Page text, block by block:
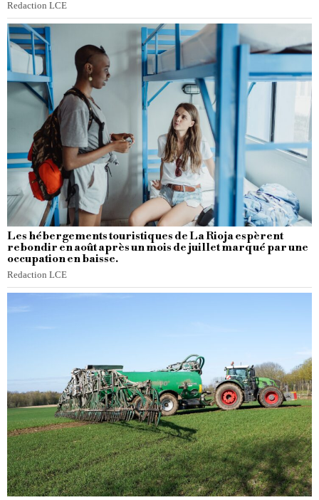
Redaction LCE
Les hébergements touristiques de La Rioja espèrent
rebondir en août après un mois de juillet marqué par une
occupation en baisse.
Redaction LCE